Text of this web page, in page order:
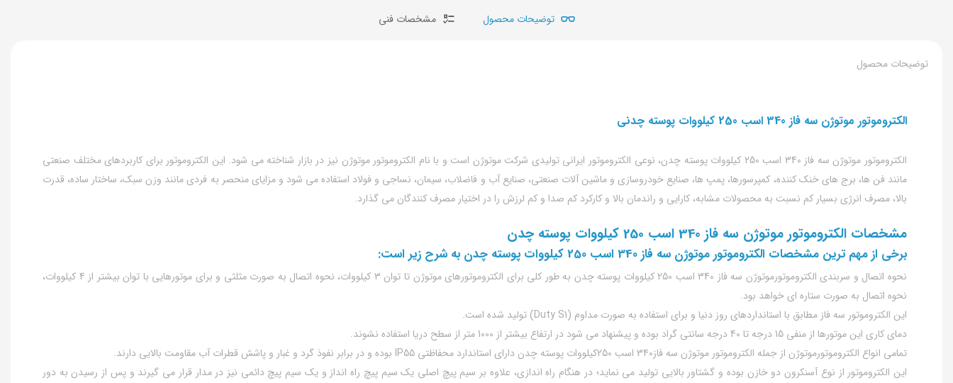
توضیحات محصول مشخصات فنی
توضیحات محصول
الکتروموتور موتوژن سه فاز 340 اسب 250 کیلووات پوسته چدنی
الکتروموتور موتوژن سه فاز 340 اسب 250 کیلووات پوسته چدن، نوعی الکتروموتور ایرانی تولیدی شرکت موتوژن است و با نام الکتروموتور موتوژن نیز در بازار شناخته می شود. این الکتروموتور برای کاربردهای مختلف صنعتی
مانند فن ها، برج های خنک کننده، کمپرسورها، پمپ ها، صنایع خودروسازی و ماشین آلات صنعتی، صنایع آب و فاضلاب، سیمان، نساجی و فولاد استفاده می شود و مزایای منحصر به فردی مانند وزن سبک، ساختار ساده، قدرت
بالا، مصرف انرژی بسیار کم نسبت به محصولات مشابه، کارایی و راندمان بالا و کارکرد کم صدا و کم لرزش را در اختیار مصرف کنندگان می گذارد.
مشخصات الکتروموتور موتوژن سه فاز 340 اسب 250 کیلووات پوسته چدن
برخی از مهم ترین مشخصات الکتروموتور موتوژن سه فاز 340 اسب 250 کیلووات پوسته چدن به شرح زیر است:
نحوه اتصال و سربندی الکتروموتورموتوژن سه فاز 340 اسب 250 کیلووات پوسته چدن به طور کلی برای الکتروموتورهای موتوژن تا توان 3 کیلووات، نحوه اتصال به صورت مثلثی و برای موتورهایی با توان بیشتر از 4 کیلووات،
نحوه اتصال به صورت ستاره ای خواهد بود.
این الکتروموتور سه فاز مطابق با استانداردهای روز دنیا و برای استفاده به صورت مداوم (Duty S1) تولید شده است.
دمای کاری این موتورها از منفی 15 درجه تا 40 درجه سانتی گراد بوده و پیشنهاد می شود در ارتفاع بیشتر از 1000 متر از سطح دریا استفاده نشوند.
تمامی انواع الکتروموتورموتوژن از جمله الکتروموتور موتوژن سه فاز340 اسب 250کیلووات پوسته چدن دارای استاندارد محفاظتی IP55 بوده و در برابر نفوذ گرد و غبار و پاشش قطرات آب مقاومت بالایی دارند.
این الکتروموتور از نوع آسنکرون دو خازن بوده و گشتاور بالایی تولید می نماید؛ در هنگام راه اندازی، علاوه بر سیم پیچ اصلی یک سیم پیچ راه انداز و یک سیم پیچ دائمی نیز در مدار قرار می گیرند و پس از رسیدن به دور